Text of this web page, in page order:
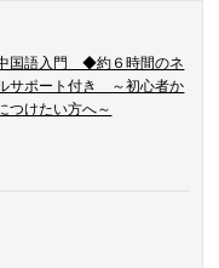
中国語入門 ◆約６時間のネ
サポート付き ～初心者か
つけたい方へ～